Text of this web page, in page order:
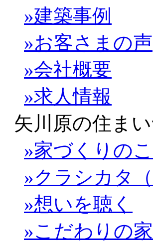
»建築事例
»お客さまの声
»会社概要
»求人情報
矢川原の住ま
»家づくりの
»クラシカタ
»想いを聴く
»こだわりの家